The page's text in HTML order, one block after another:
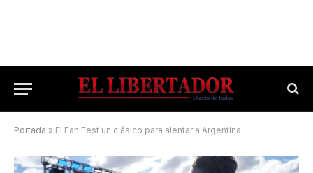
Portada » El Fan Fest un clásico para alentar a Argentina